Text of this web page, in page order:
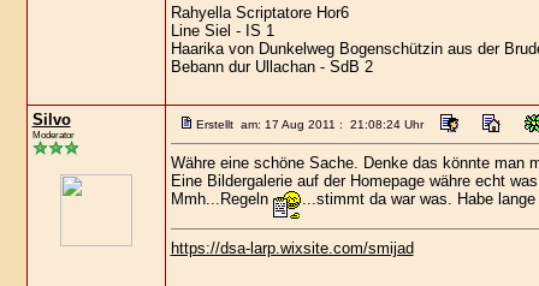
Rahyella Scriptatore Hor6
Line Siel - IS 1
Haarika von Dunkelweg Bogenschützin aus der
Bebann dur Ullachan - SdB 2
Silvo
Moderator
Erstellt am: 17 Aug 2011 : 21:08:24 Uhr
Währe eine schöne Sache. Denke das könnte man
Eine Bildergalerie auf der Homepage währe echt
Mmh...Regeln
...stimmt da war was. Habe
https://dsa-larp.wixsite.com/smijad